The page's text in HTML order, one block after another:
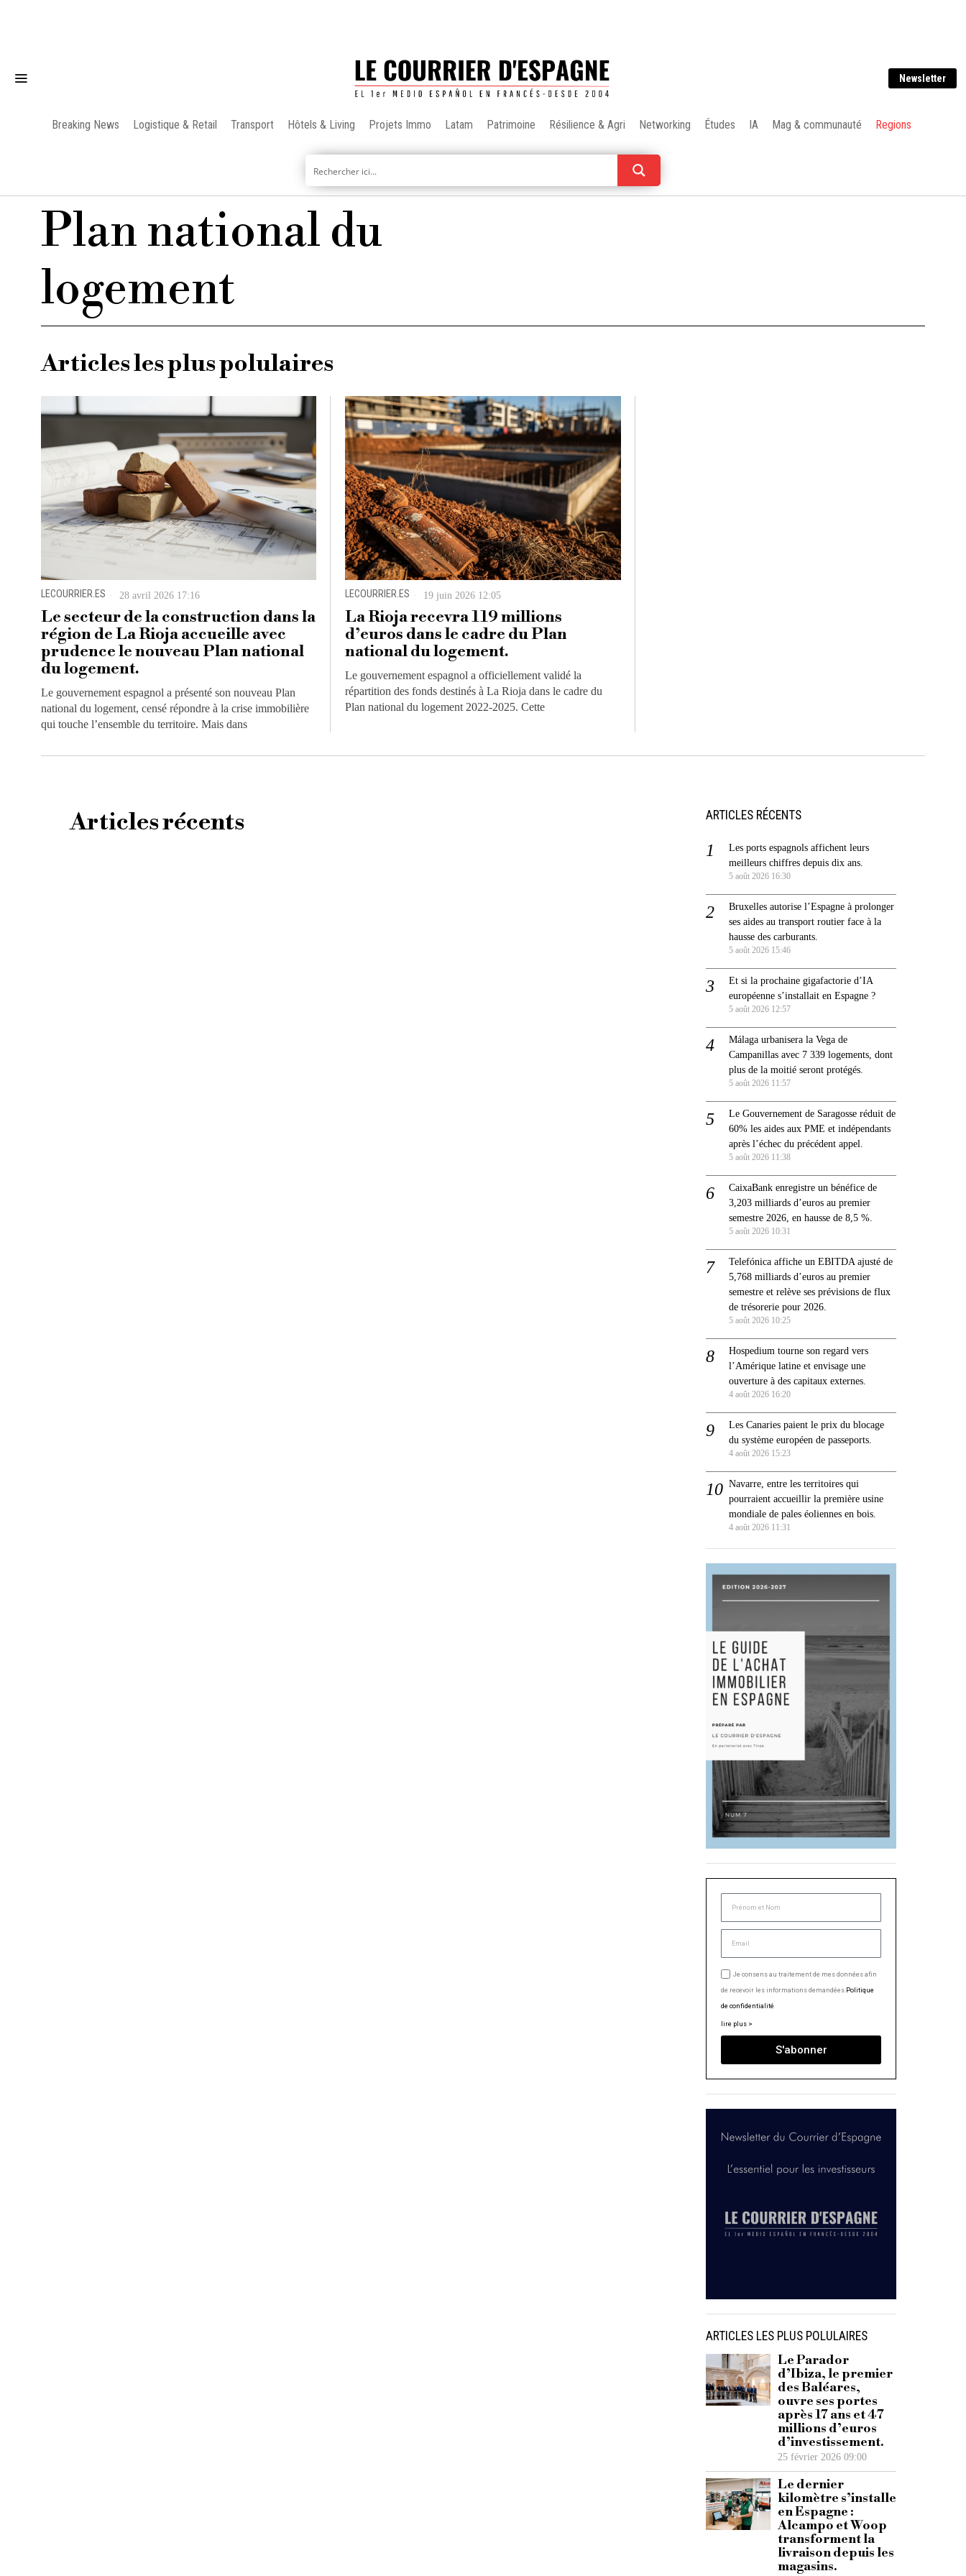
Newsletter
Breaking News Logistique & Retail Transport Hôtels & Living Projets Immo Latam Patrimoine Résilience & Agri Networking Études IA Mag & communauté Regions
Plan national du
logement
Articles les plus polulaires
LECOURRIER.ES 28 avril 2026 17:16
Le secteur de la construction dans la
région de La Rioja accueille avec
prudence le nouveau Plan national
du logement.
Le gouvernement espagnol a présenté son nouveau Plan
national du logement, censé répondre à la crise immobilière
qui touche l’ensemble du territoire. Mais dans
LECOURRIER.ES 19 juin 2026 12:05
La Rioja recevra 119 millions
d’euros dans le cadre du Plan
national du logement.
Le gouvernement espagnol a officiellement validé la
répartition des fonds destinés à La Rioja dans le cadre du
Plan national du logement 2022-2025. Cette
Articles récents ARTICLES RÉCENTS
Les ports espagnols affichent leurs
meilleurs chiffres depuis dix ans.
5 août 2026 16:30
Bruxelles autorise l’Espagne à prolonger
ses aides au transport routier face à la
hausse des carburants.
5 août 2026 15:46
Et si la prochaine gigafactorie d’IA
européenne s’installait en Espagne ?
5 août 2026 12:57
Málaga urbanisera la Vega de
Campanillas avec 7 339 logements, dont
plus de la moitié seront protégés.
5 août 2026 11:57
Le Gouvernement de Saragosse réduit de
60% les aides aux PME et indépendants
après l’échec du précédent appel.
5 août 2026 11:38
CaixaBank enregistre un bénéfice de
3,203 milliards d’euros au premier
semestre 2026, en hausse de 8,5 %.
5 août 2026 10:31
Telefónica affiche un EBITDA ajusté de
5,768 milliards d’euros au premier
semestre et relève ses prévisions de flux
de trésorerie pour 2026.
5 août 2026 10:25
Hospedium tourne son regard vers
l’Amérique latine et envisage une
ouverture à des capitaux externes.
4 août 2026 16:20
Les Canaries paient le prix du blocage
du système européen de passeports.
4 août 2026 15:23
Navarre, entre les territoires qui
pourraient accueillir la première usine
mondiale de pales éoliennes en bois.
4 août 2026 11:31
Je consens au traitement de mes données afin
de recevoir les informations demandées.Politique
de confidentialité
lire plus >
S'abonner
ARTICLES LES PLUS POLULAIRES
Le Parador
d’Ibiza, le premier
des Baléares,
ouvre ses portes
après 17 ans et 47
millions d’euros
d’investissement.
25 février 2026 09:00
Le dernier
kilomètre s’installe
en Espagne :
Alcampo et Woop
transforment la
livraison depuis les
magasins.